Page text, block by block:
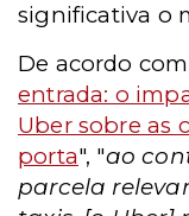
significativa o
De acordo
entrada: o
Uber sobre as
porta", "ao
parcela